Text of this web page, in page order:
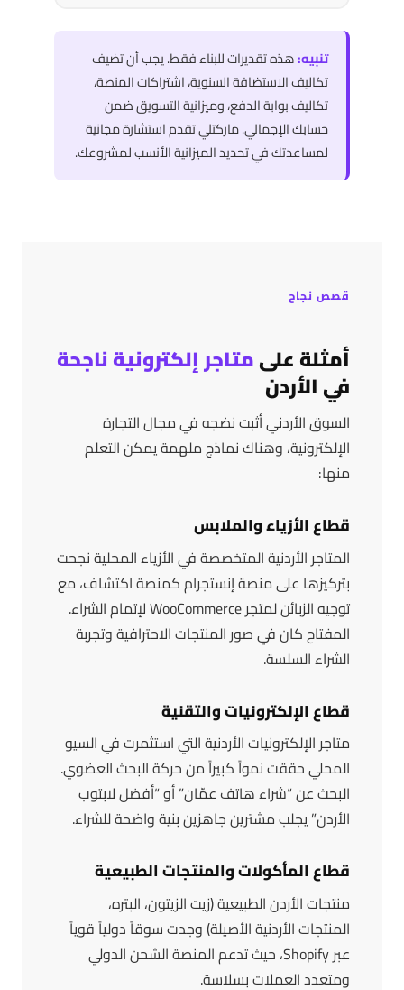
تنبيه:هذه تقديرات للبناء فقط. يجب أن تضيف
تكاليف الاستضافة السنوية، اشتراكات المنصة،
تكاليف بوابة الدفع، وميزانية التسويق ضمن
حسابك الإجمالي. ماركتلي تقدم استشارة مجانية
لمساعدتك في تحديد الميزانية الأنسب لمشروعك.
قصص نجاح
أمثلة علىمتاجر إلكترونية ناجحة
في الأردن
السوق الأردني أثبت نضجه في مجال التجارة
الإلكترونية، وهناك نماذج ملهمة يمكن التعلم
منها:
قطاع الأزياء والملابس
المتاجر الأردنية المتخصصة في الأزياء المحلية نجحت
بتركيزها على منصة إنستجرام كمنصة اكتشاف، مع
توجيه الزبائن لمتجر WooCommerce لإتمام الشراء.
المفتاح كان في صور المنتجات الاحترافية وتجربة
الشراء السلسة.
قطاع الإلكترونيات والتقنية
متاجر الإلكترونيات الأردنية التي استثمرت في السيو
المحلي حققت نمواً كبيراً من حركة البحث العضوي.
البحث عن “شراء هاتف عمّان” أو “أفضل لابتوب
الأردن” يجلب مشترين جاهزين بنية واضحة للشراء.
قطاع المأكولات والمنتجات الطبيعية
منتجات الأردن الطبيعية (زيت الزيتون، البتره،
المنتجات الأردنية الأصيلة) وجدت سوقاً دولياً قوياً
عبر Shopify، حيث تدعم المنصة الشحن الدولي
ومتعدد العملات بسلاسة.